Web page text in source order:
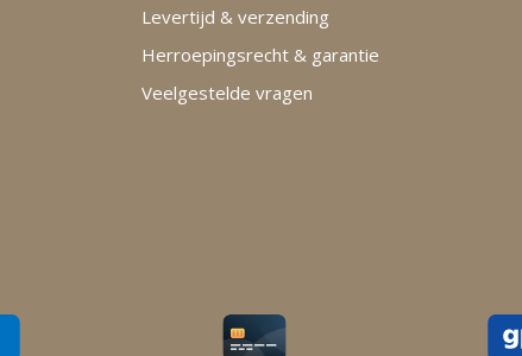
Levertijd & verzending
Herroepingsrecht & garantie
Veelgestelde vragen